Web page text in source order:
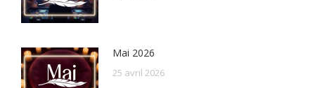
Mai 2026
25 avril 2026